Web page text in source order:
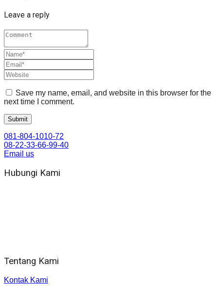
Leave a reply
Save my name, email, and website in this browser for the
next time I comment.
081-804-1010-72
08-22-33-66-99-40
Email us
Hubungi Kami
Tentang Kami
Kontak Kami